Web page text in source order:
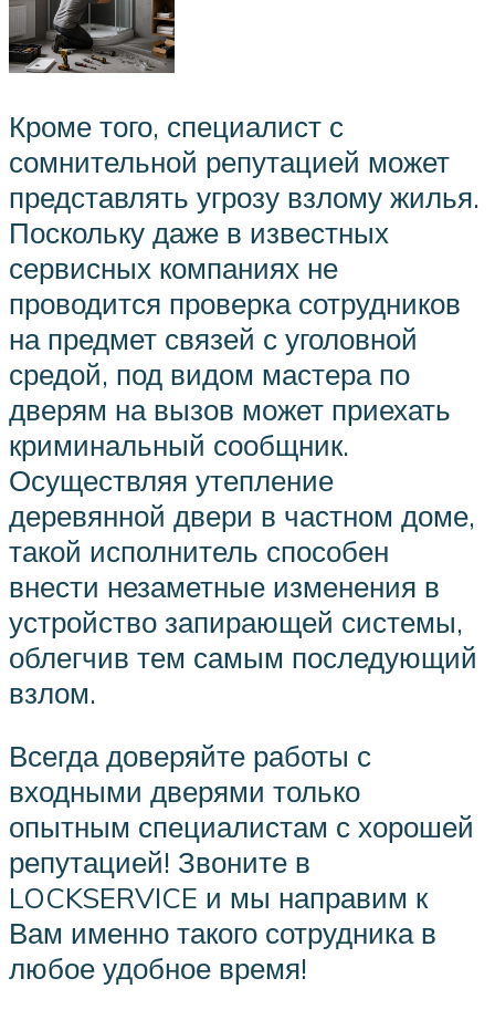
Кроме того, специалист с
сомнительной репутацией может
представлять угрозу взлому жилья.
Поскольку даже в известных
сервисных компаниях не
проводится проверка сотрудников
на предмет связей с уголовной
средой, под видом мастера по
дверям на вызов может приехать
криминальный сообщник.
Осуществляя утепление
деревянной двери в частном доме,
такой исполнитель способен
внести незаметные изменения в
устройство запирающей системы,
облегчив тем самым последующий
взлом.
Всегда доверяйте работы с
входными дверями только
опытным специалистам с хорошей
репутацией! Звоните в
LOCKSERVICE и мы направим к
Вам именно такого сотрудника в
любое удобное время!